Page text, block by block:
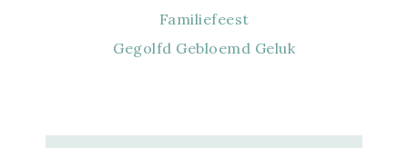
Familiefeest
Gegolfd Gebloemd Geluk